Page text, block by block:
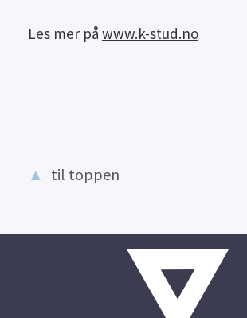
Les mer på www.k-stud.no
▲ til toppen